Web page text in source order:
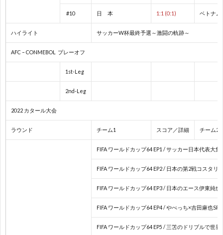
ッ
#10 日 本 1:1 (0:1) ベトナム
ハイライト サッカーW杯最終予選～激闘の軌跡～
AFC – CONMEBOL プレーオフ
1st-Leg
2nd-Leg
2022 カタール大会
ラウンド チーム1 スコア／詳細 チーム2
FIFA ワールドカップ64 EP1 / サッカー日本代表大集
FIFA ワールドカップ64 EP2 / 日本の第2戦コスタリ
FIFA ワールドカップ64 EP3 / 日本のエース伊東純
FIFA ワールドカップ64 EP4 / やべっち×吉田麻也SP
FIFA ワールドカップ64 EP5 / 三笘のドリブルで世界